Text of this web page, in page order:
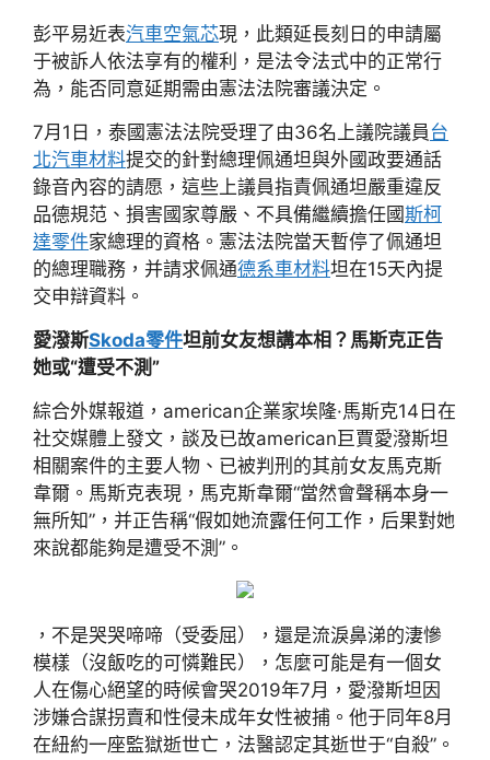
彭平易近表汽車空氣芯現，此類延長刻日的申請屬
于被訴人依法享有的權利，是法令法式中的正常行
為，能否同意延期需由憲法法院審議決定。
7月1日，泰國憲法法院受理了由36名上議院議員台
北汽車材料提交的針對總理佩通坦與外國政要通話
錄音內容的請愿，這些上議員指責佩通坦嚴重違反
品德規范、損害國家尊嚴、不具備繼續擔任國斯柯
達零件家總理的資格。憲法法院當天暫停了佩通坦
的總理職務，并請求佩通德系車材料坦在15天內提
交申辯資料。
愛潑斯Skoda零件坦前女友想講本相？馬斯克正告
她或“遭受不測”
綜合外媒報道，american企業家埃隆·馬斯克14日在
社交媒體上發文，談及已故american巨賈愛潑斯坦
相關案件的主要人物、已被判刑的其前女友馬克斯
韋爾。馬斯克表現，馬克斯韋爾“當然會聲稱本身一
無所知”，并正告稱“假如她流露任何工作，后果對她
來說都能夠是遭受不測”。
，不是哭哭啼啼（受委屈），還是流淚鼻涕的淒慘
模樣（沒飯吃的可憐難民），怎麼可能是有一個女
人在傷心絕望的時候會哭2019年7月，愛潑斯坦因
涉嫌合謀拐賣和性侵未成年女性被捕。他于同年8月
在紐約一座監獄逝世亡，法醫認定其逝世于“自殺”。